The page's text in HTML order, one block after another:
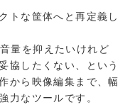
トな筐体へと再定義し
量を抑えたいけれど
協したくない、という
から映像編集まで、幅
力なツールです。